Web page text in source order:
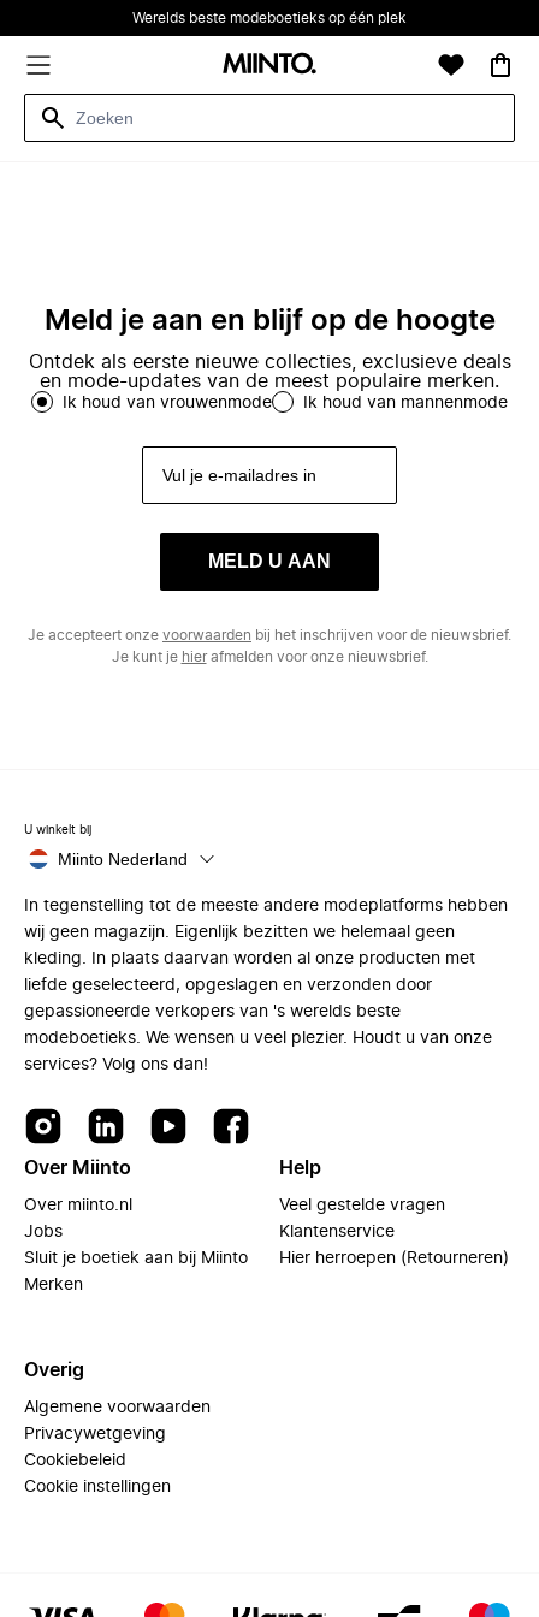
Werelds beste modeboetieks op één plek
Meld je aan en blijf op de hoogte
Ontdek als eerste nieuwe collecties, exclusieve deals
en mode-updates van de meest populaire merken.
Ik houd van vrouwenmode Ik houd van mannenmode
MELD U AAN
Je accepteert onze voorwaarden bij het inschrijven voor de nieuwsbrief.
Je kunt je hierafmelden voor onze nieuwsbrief.
U winkelt bij
Miinto Nederland
In tegenstelling tot de meeste andere modeplatforms hebben
wij geen magazijn. Eigenlijk bezitten we helemaal geen
kleding. In plaats daarvan worden al onze producten met
liefde geselecteerd, opgeslagen en verzonden door
gepassioneerde verkopers van 's werelds beste
modeboetieks. We wensen u veel plezier. Houdt u van onze
services? Volg ons dan!
Over Miinto
Over miinto.nl
Jobs
Sluit je boetiek aan bij Miinto
Merken
Help
Veel gestelde vragen
Klantenservice
Hier herroepen (Retourneren)
Overig
Algemene voorwaarden
Privacywetgeving
Cookiebeleid
Cookie instellingen